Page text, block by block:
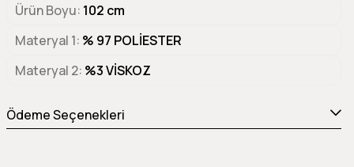
Ürün Boyu 102 cm
Materyal 1 % 97 POLİESTER
Materyal 2 %3 VİSKOZ
Ödeme Seçenekleri